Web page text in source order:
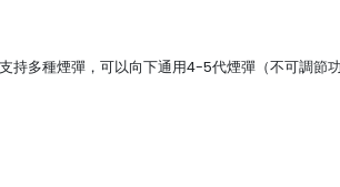
多種煙彈，可以向下通用4-5代煙彈（不可調節